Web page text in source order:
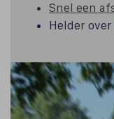
Snel een
Helder